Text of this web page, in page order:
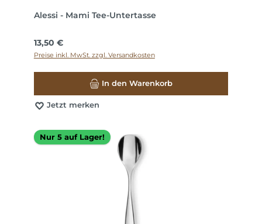
Alessi - Mami Tee-Untertasse
Regulärer Preis:
13,50 €
Preise inkl. MwSt. zzgl. Versandkosten
In den Warenkorb
Jetzt merken
Nur 5 auf Lager!